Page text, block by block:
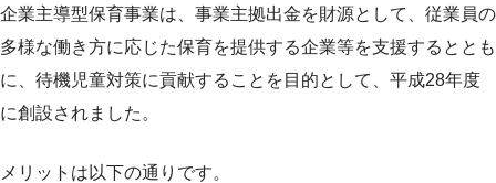
企業主導型保育事業は、事業主拠出金を財源として、従業員の
多様な働き方に応じた保育を提供する企業等を支援するととも
に、待機児童対策に貢献することを目的として、平成28年度
に創設されました。
メリットは以下の通りです。